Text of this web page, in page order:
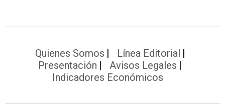
Quienes Somos
Línea Editorial
Presentación
Avisos Legales
Indicadores Económicos